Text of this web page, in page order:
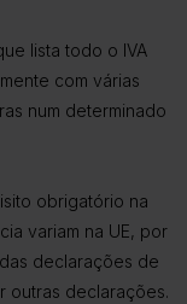
lista todo o IVA
com várias
num determinado
obrigatório na
variam na UE, por
declarações de
outras declarações.